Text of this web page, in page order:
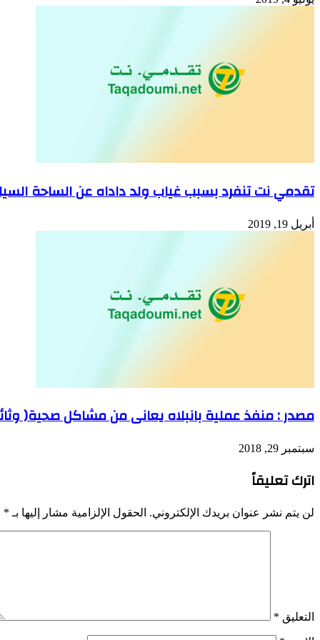
تقدمي نت تنفرد بسبب غياب ولد داداه عن الساحة
أبريل 19, 2019
مصدر : منفذ عملية بانبلاه يعانى من مشاكل صحية(
سبتمبر 29, 2018
اترك تعليقاً
لن يتم نشر عنوان بريدك الإلكتروني. الحقول الإلزامية مشار إليها بـ *
التعليق *